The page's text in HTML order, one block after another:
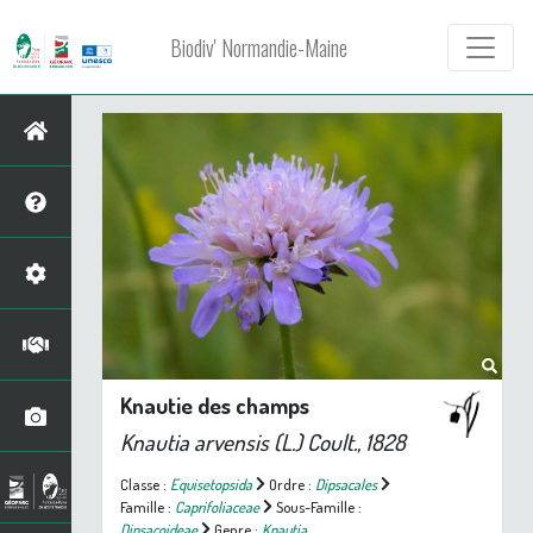
Biodiv' Normandie-Maine
Knautie des champs
Knautia arvensis(L.) Coult., 1828
Classe : Equisetopsida Ordre : Dipsacales
Famille : Caprifoliaceae
Sous-Famille :
Dipsacoideae
Genre : Knautia